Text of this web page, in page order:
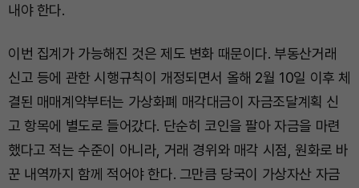
내야 한다.
이번 집계가 가능해진 것은 제도 변화 때문이다. 부동산거래
신고 등에 관한 시행규칙이 개정되면서 올해 2월 10일 이후 체
결된 매매계약부터는 가상화폐 매각대금이 자금조달계획 신
고 항목에 별도로 들어갔다. 단순히 코인을 팔아 자금을 마련
했다고 적는 수준이 아니라, 거래 경위와 매각 시점, 원화로 바
꾼 내역까지 함께 적어야 한다. 그만큼 당국이 가상자산 자금